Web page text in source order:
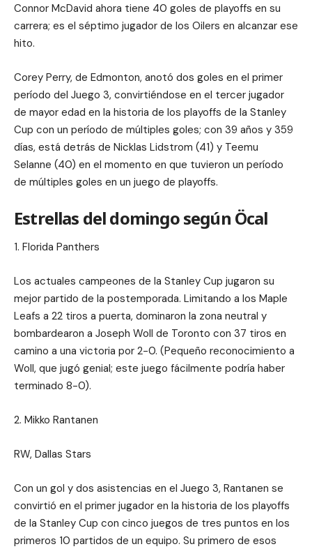
Connor McDavid ahora tiene 40 goles de playoffs en su
carrera; es el séptimo jugador de los Oilers en alcanzar ese
hito.
Corey Perry, de Edmonton, anotó dos goles en el primer
período del Juego 3, convirtiéndose en el tercer jugador
de mayor edad en la historia de los playoffs de la Stanley
Cup con un período de múltiples goles; con 39 años y 359
días, está detrás de Nicklas Lidstrom (41) y Teemu
Selanne (40) en el momento en que tuvieron un período
de múltiples goles en un juego de playoffs.
Estrellas del domingo según Öcal
1. Florida Panthers
Los actuales campeones de la Stanley Cup jugaron su
mejor partido de la postemporada. Limitando a los Maple
Leafs a 22 tiros a puerta, dominaron la zona neutral y
bombardearon a Joseph Woll de Toronto con 37 tiros en
camino a una victoria por 2-0. (Pequeño reconocimiento a
Woll, que jugó genial; este juego fácilmente podría haber
terminado 8-0).
2. Mikko Rantanen
RW, Dallas Stars
Con un gol y dos asistencias en el Juego 3, Rantanen se
convirtió en el primer jugador en la historia de los playoffs
de la Stanley Cup con cinco juegos de tres puntos en los
primeros 10 partidos de un equipo. Su primero de esos